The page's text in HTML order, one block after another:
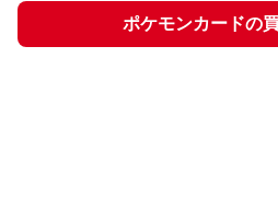
ポケモンカードの